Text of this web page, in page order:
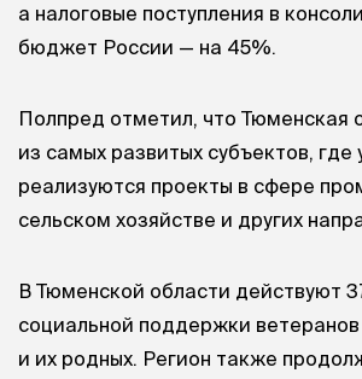
а налоговые поступления в
бюджет России — на 45%.
Полпред отметил, что Тюменская
из самых развитых субъектов, где
реализуются проекты в сфере
сельском хозяйстве и других
В Тюменской области действуют
социальной поддержки
и их родных. Регион также